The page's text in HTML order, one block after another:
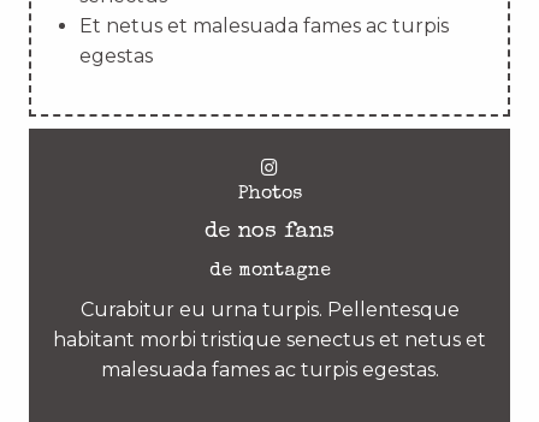
Et netus et malesuada fames ac turpis
egestas
Photos
de nos fans
de montagne
Curabitur eu urna turpis. Pellentesque
habitant morbi tristique senectus et netus et
malesuada fames ac turpis egestas.